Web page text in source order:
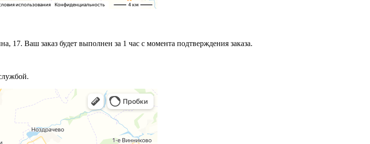
17. Ваш заказ будет выполнен за 1 час с момента подтверждения заказа.